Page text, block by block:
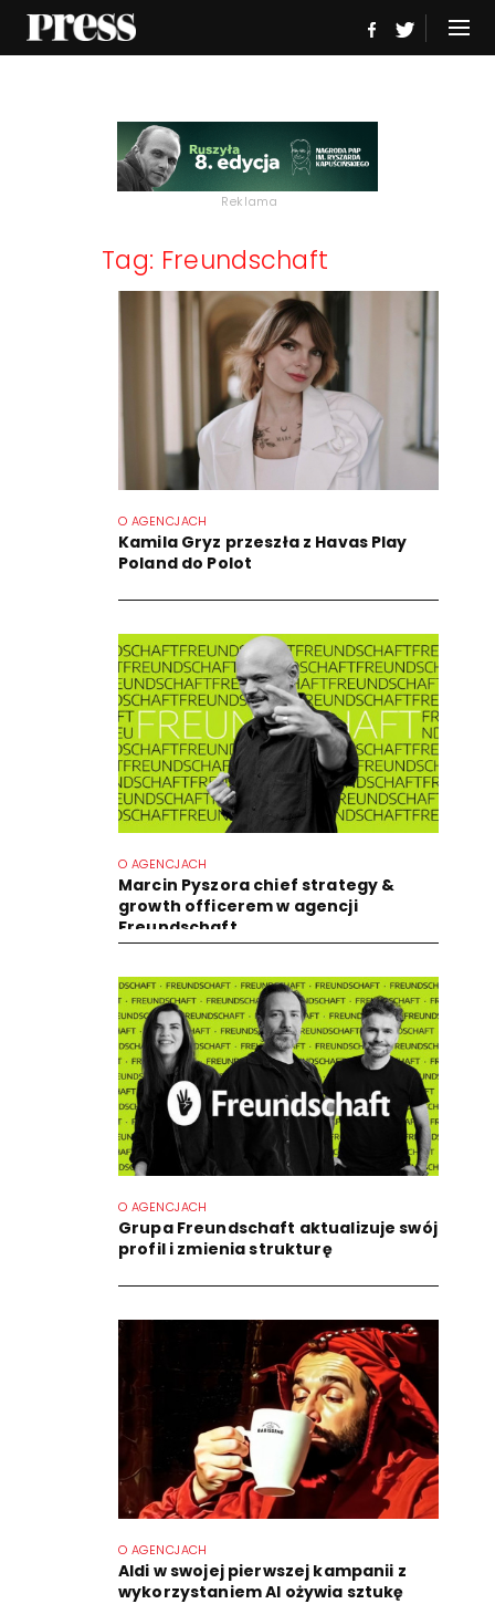
Reklama
Tag: Freundschaft
O AGENCJACH
Kamila Gryz przeszła z Havas Play
Poland do Polot
O AGENCJACH
Marcin Pyszora chief strategy &
growth officerem w agencji
Freundschaft
O AGENCJACH
Grupa Freundschaft aktualizuje swój
profil i zmienia strukturę
O AGENCJACH
Aldi w swojej pierwszej kampanii z
wykorzystaniem AI ożywia sztukę